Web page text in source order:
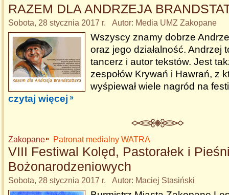
RAZEM DLA ANDRZEJA
Sobota, 28 stycznia 2017 r. Autor: Media UMZ Zakopane
Wszyscy znamy dobrze
oraz jego działalność. Andrzej
tancerz i autor tekstów. Jest
zespołów Krywań i Hawrań, z
wyśpiewał wiele nagród na
czytaj więcej
Zakopane Patronat medialny WATRA
VIII Festiwal Kolęd, Pastorałek i
Bożonarodzeniowych
Sobota, 28 stycznia 2017 r. Autor: Maciej Stasiński